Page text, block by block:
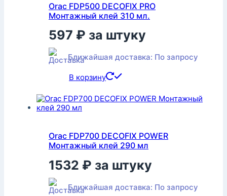
Orac FDP500 DECOFIX PRO
Монтажный клей 310 мл.
597 ₽ за штуку
Ближайшая доставка: По запросу
В корзину
Orac FDP700 DECOFIX POWER
Монтажный клей 290 мл
1532 ₽ за штуку
Ближайшая доставка: По запросу